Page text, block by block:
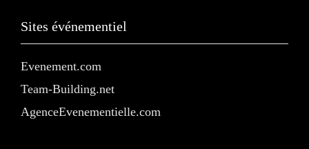
Sites événementiel
Evenement.com
Team-Building.net
AgenceEvenementielle.com